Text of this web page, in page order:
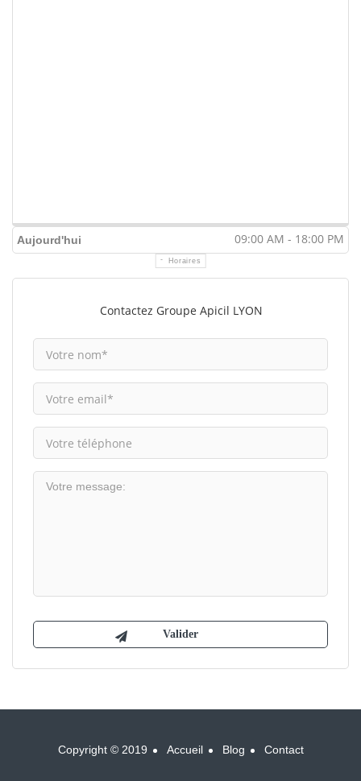
Aujourd'hui 09:00 AM - 18:00 PM
Horaires
Contactez Groupe Apicil LYON
Copyright © 2019 Accueil Blog Contact